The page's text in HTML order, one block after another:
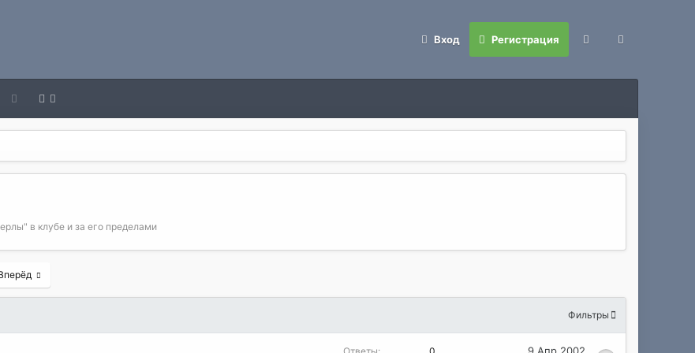
Вход Регистрация
в клубе и за его пределами
Фильтры
Ответы 0